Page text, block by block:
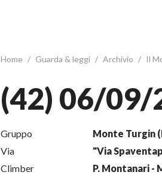
Home / Guarda & leggi / Archivio / Il
(42) 06/09/
Gruppo
Monte Turgin
Via
"Via
Climber
P. Montanari -